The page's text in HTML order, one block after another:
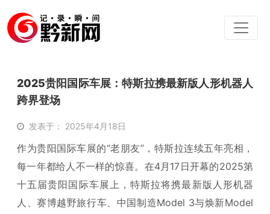
2025贵阳国际车展：特斯拉携最新版人形机器人
跨界登场
发表于： 2025年4月18日
作为贵阳国际车展的“老朋友”，特斯拉连续五年亮相，
每一年都给人不一样的惊喜。在4月17日开幕的2025第
十五届贵阳国际车展上，特斯拉将携最新版人形机器
人、赛博越野旅行车、中国制造Model 3与焕新Model